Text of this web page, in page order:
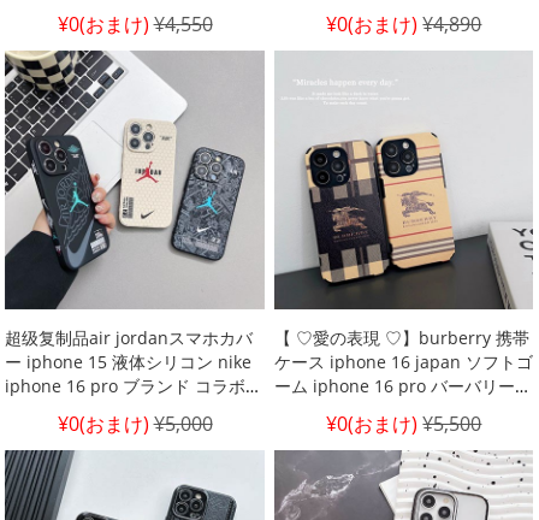
ンドロゴ galaxy note20 カバー
ギャラクシー note 20 ultra ディ
オール風 携 帯ケース正規品 dior
風 galaxy note10 ケース
¥0(おまけ)¥4,550
スハイ ブランド エルメス iPhone
max ケース メンズ エルメスオレ
ンジ ブランド エルメス iphone
¥0(おまけ)¥4,890
超级复制品air jordanスマホカバ
ー iphone 15 液体シリコン nike
iphone 16 pro ブランド コラボ
pro max ケース ナイキ高校生
iPhone 15 プロ ケース ブランド
ナイキ風エアジョーダン スマホカ
バー iPhone 14 proブラック
¥0(おまけ)¥5,000
【 ♡愛の表現 ♡】burberry 携帯
ケース iphone 16 japan ソフトゴ
ーム iphone 16 pro バーバリー
ション バーバリー iphone ブラン
ド スマホケース通販 iphone 14
13 ケース カップル burberry
¥0(おまけ)¥5,500